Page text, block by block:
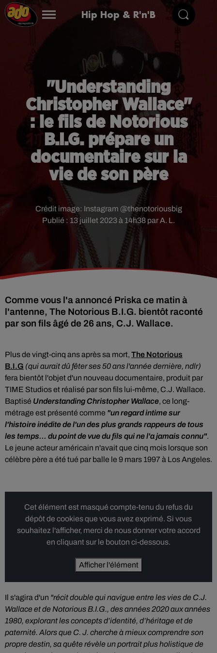
Hip Hop & R'n'B
"Understanding
Christopher Wallace"
: le fils de Notorious
B.I.G. prépare un
documentaire sur la
vie de son père
Publié : 13 juillet 2023 à 14h38 par A. L.
Crédit image: Instagram @thenotoriousbig
Comme vous l'a annoncé Priska ce matin à
l'antenne, The Notorious B.I.G. bientôt raconté
par son fils âgé de 26 ans, C.J. Wallace.
Plus de vingt-cinq ans après sa mort, The Notorious
B.I.G (qui aurait dû fêter ses 50 ans l'année dernière, ndlr)
fera bientôt l'objet d'un nouveau documentaire, produit par
TIME Studios et réalisé par son fils lui-même, C.J. Wallace.
Baptisé Understanding Christopher Wallace, ce long-
métrage est présenté comme "un regard intime sur
l'histoire inédite de l'un des plus grands rappeurs de tous
les temps... du point de vue du fils qui ne l'a jamais connu".
Le jeune acteur américain n'avait que cinq mois lorsque son
célèbre père a été tué par balle le 9 mars 1997 à Los Angeles.
Cet élément est masqué compte-tenu du refus du
dépôt de cookies que vous avez exprimé. Si vous
souhaitez l'afficher, merci de nous donner votre accord
en cliquant sur le bouton ci-dessous.
Afficher l'élément
Il s'agira d'un "récit double qui navigue entre les vies de C.J.
Wallace et de Notorious B.I.G., des années 2020 aux années
1980, explorant les concepts d’identité, d’héritage et de
paternité. Alors que C. J. cherche à mieux comprendre son
propre destin, sa quête révèle un portrait plus holistique de